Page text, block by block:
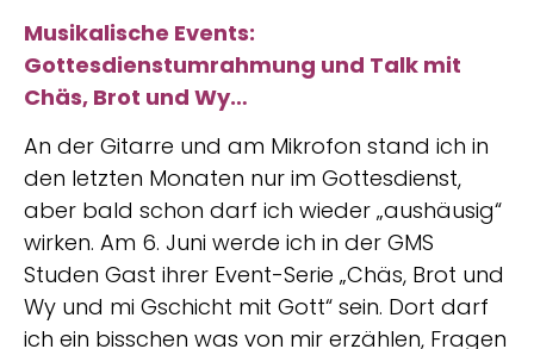
Musikalische Events:
Gottesdienstumrahmung und Talk mit
Chäs, Brot und Wy…
An der Gitarre und am Mikrofon stand ich in
den letzten Monaten nur im Gottesdienst,
aber bald schon darf ich wieder „aushäusig“
wirken. Am 6. Juni werde ich in der GMS
Studen Gast ihrer Event-Serie „Chäs, Brot und
Wy und mi Gschicht mit Gott“ sein. Dort darf
ich ein bisschen was von mir erzählen, Fragen